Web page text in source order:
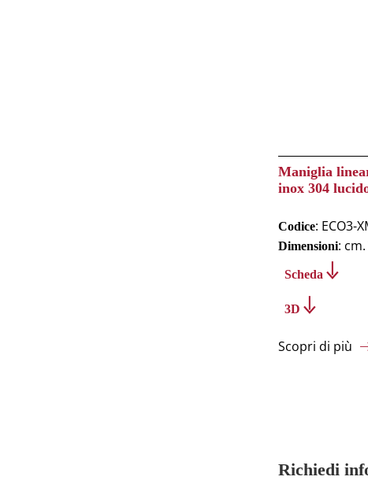
Maniglia
inox 304
Codice: ECO3-
Dimensioni:
Scheda
3D
Scopri di più
Richiedi